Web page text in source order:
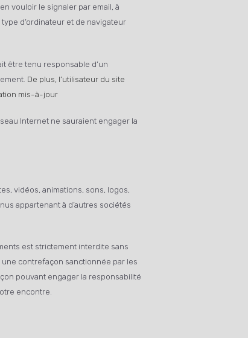
vouloir le signaler par email, à
d’ordinateur et de navigateur
être tenu responsable d’un
De plus, l’utilisateur du site
mis-à-jour
Internet ne sauraient engager la
vidéos, animations, sons, logos,
appartenant à d’autres sociétés
est strictement interdite sans
une contrefaçon sanctionnée par les
pouvant engager la responsabilité
encontre.